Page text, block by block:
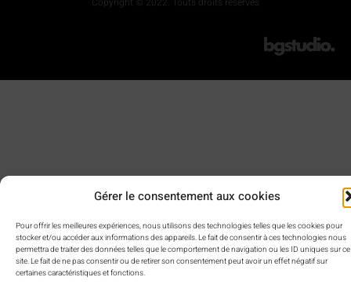
Gérer le consentement aux cookies
Pour offrir les meilleures expériences, nous utilisons des technologies telles que les cookies pour
stocker et/ou accéder aux informations des appareils. Le fait de consentir à ces technologies nous
permettra de traiter des données telles que le comportement de navigation ou les ID uniques sur ce
site. Le fait de ne pas consentir ou de retirer son consentement peut avoir un effet négatif sur
certaines caractéristiques et fonctions.